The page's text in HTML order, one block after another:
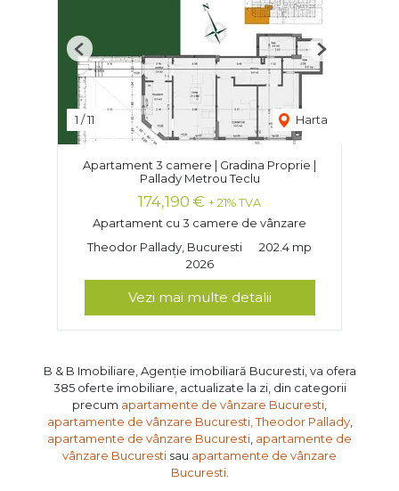
1 /11 Harta
Previous Next
Apartament 3 camere | Gradina Proprie |
Pallady Metrou Teclu
174,190 € + 21% TVA
Apartament cu 3 camere de vânzare
Theodor Pallady, Bucuresti
202.4 mp
2026
Vezi mai multe detalii
B & B Imobiliare, Agenție imobiliară Bucuresti, va ofera
385 oferte imobiliare, actualizate la zi, din categorii
precum apartamente de vânzare Bucuresti
apartamente de vânzare Bucuresti, Theodor Pallady,
apartamente de vânzare Bucuresti apartamente de
vânzare Bucuresti sau apartamente de vânzare
Bucuresti.